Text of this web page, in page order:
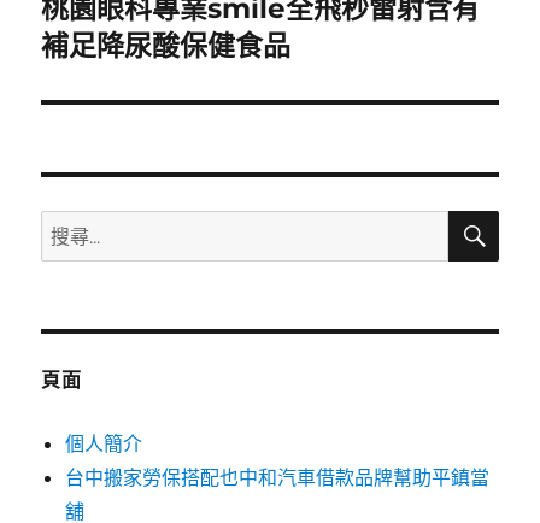
下
一
文
桃園眼科專業smile全飛秒雷射含有
補足降尿酸保健食品
搜
尋
鍵
搜
頁面
個人簡介
台中搬家勞保搭配也中和汽車借款品牌幫助平鎮當
舖